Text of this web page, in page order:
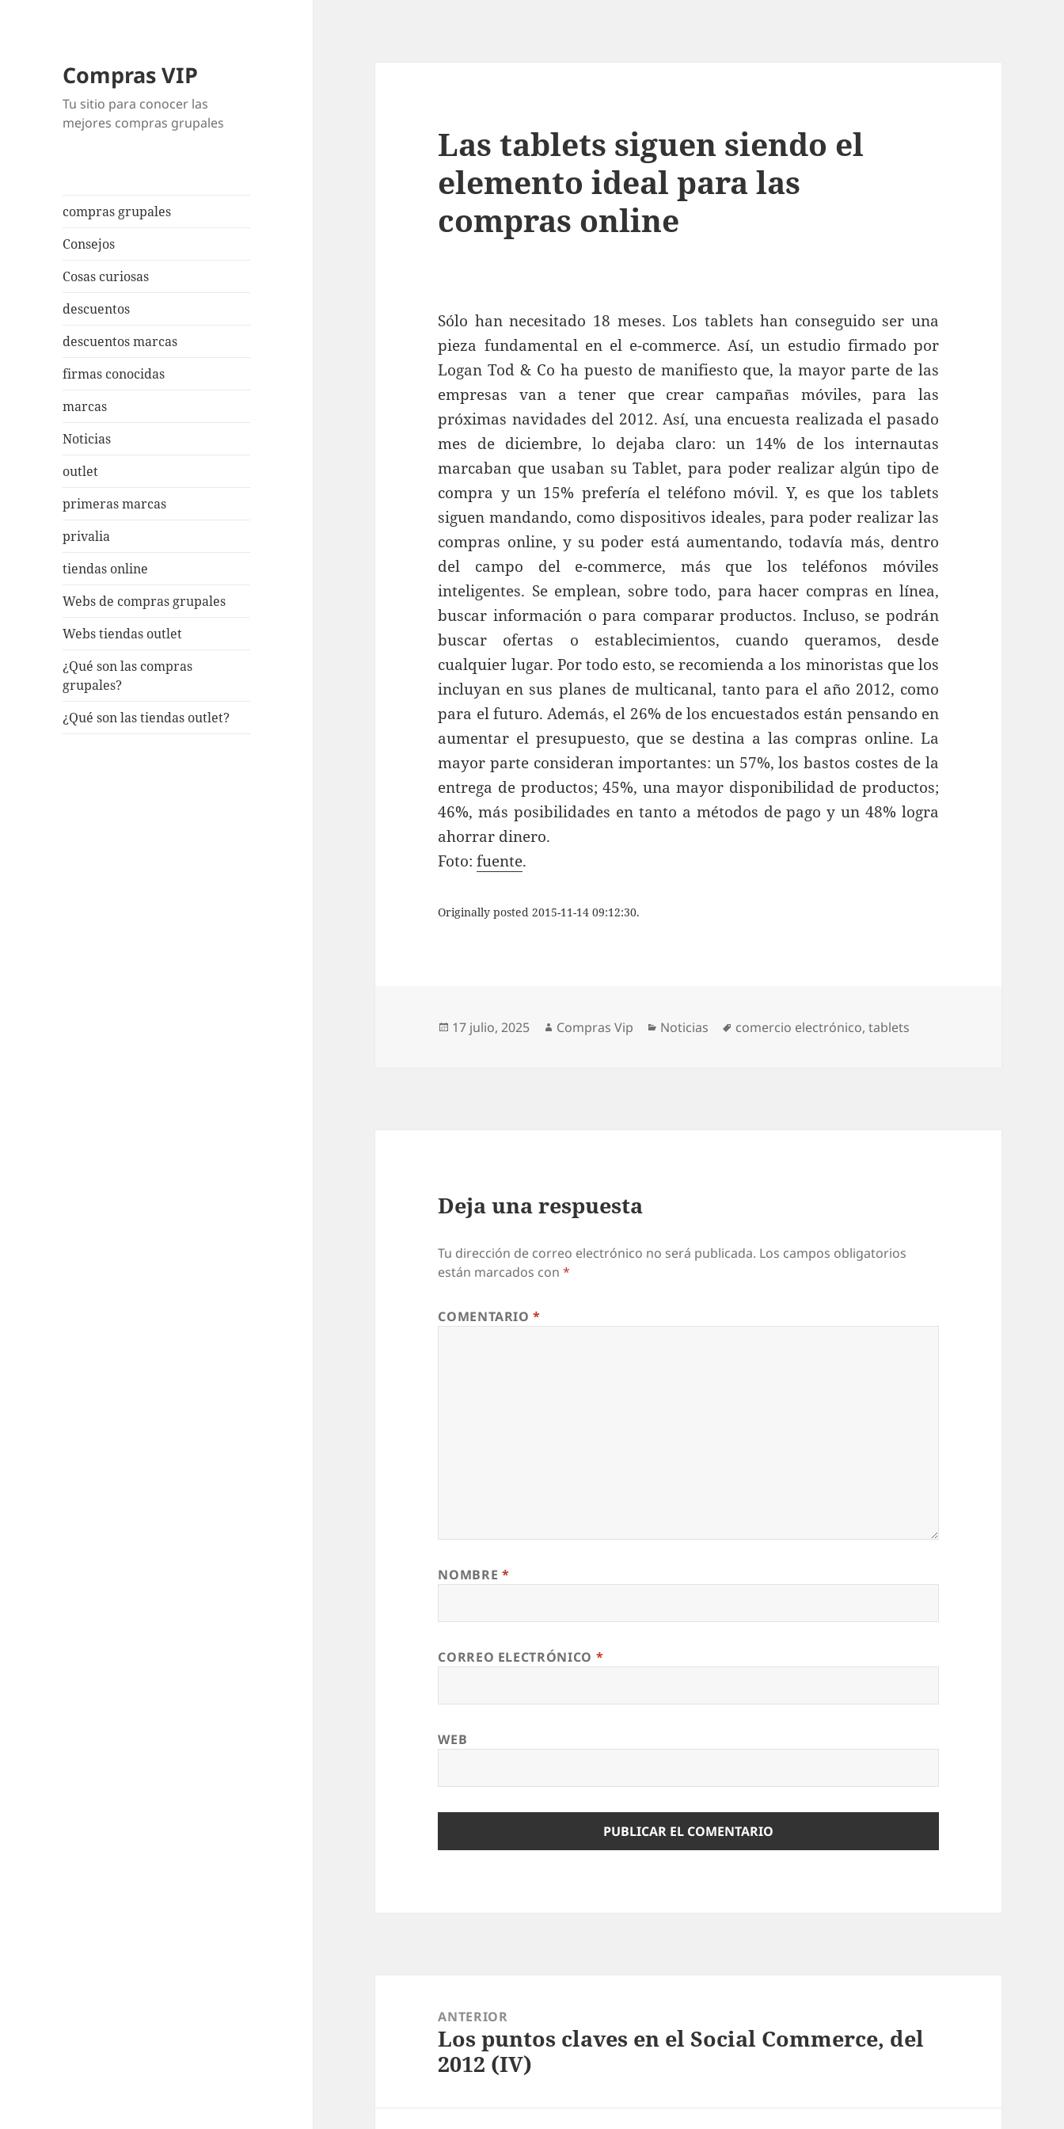
Compras VIP
Tu sitio para conocer las
mejores compras grupales
compras grupales
Consejos
Cosas curiosas
descuentos
descuentos marcas
firmas conocidas
marcas
Noticias
outlet
primeras marcas
privalia
tiendas online
Webs de compras grupales
Webs tiendas outlet
¿Qué son las compras
grupales?
¿Qué son las tiendas outlet?
Las tablets siguen siendo el
elemento ideal para las
compras online
Sólo han necesitado 18 meses. Los tablets han conseguido ser una
pieza fundamental en el e-commerce. Así, un estudio firmado por
Logan Tod & Co ha puesto de manifiesto que, la mayor parte de las
empresas van a tener que crear campañas móviles, para las
próximas navidades del 2012. Así, una encuesta realizada el pasado
mes de diciembre, lo dejaba claro: un 14% de los internautas
marcaban que usaban su Tablet, para poder realizar algún tipo de
compra y un 15% prefería el teléfono móvil. Y, es que los tablets
siguen mandando, como dispositivos ideales, para poder realizar las
compras online, y su poder está aumentando, todavía más, dentro
del campo del e-commerce, más que los teléfonos móviles
inteligentes. Se emplean, sobre todo, para hacer compras en línea,
buscar información o para comparar productos. Incluso, se podrán
buscar ofertas o establecimientos, cuando queramos, desde
cualquier lugar. Por todo esto, se recomienda a los minoristas que los
incluyan en sus planes de multicanal, tanto para el año 2012, como
para el futuro. Además, el 26% de los encuestados están pensando en
aumentar el presupuesto, que se destina a las compras online. La
mayor parte consideran importantes: un 57%, los bastos costes de la
entrega de productos; 45%, una mayor disponibilidad de productos;
46%, más posibilidades en tanto a métodos de pago y un 48% logra
ahorrar dinero.
Foto:fuente.
Originally posted 2015-11-14 09:12:30.
Publicado
17 julio, 2025 Autor
Compras Vip Categorías
Noticias Etiquetas
comercio electrónico,tablets
Deja una respuesta
Tu dirección de correo electrónico no será publicada. Los campos obligatorios
están marcados con*
COMENTARIO*
NOMBRE *
CORREO ELECTRÓNICO *
WEB
entradas
ANTERIOR
Entrada
anterior:
Los puntos claves en el Social Commerce, del
2012 (IV)